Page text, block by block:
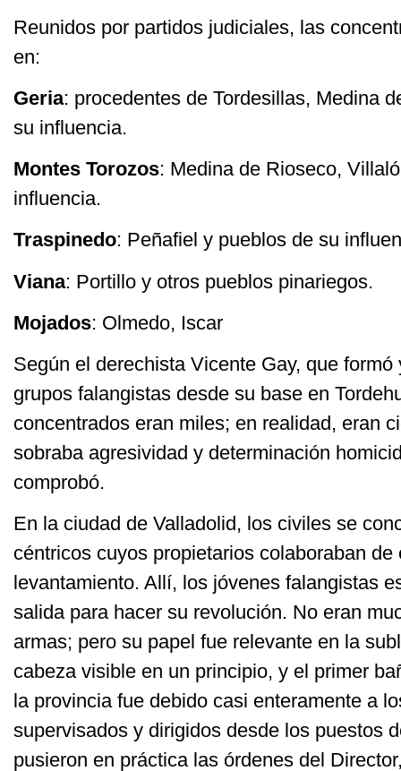
Reunidos por partidos judiciales, las
en:
Geria: procedentes de Tordesillas, Medina
su influencia.
Montes Torozos: Medina de Rioseco,
influencia.
Traspinedo: Peñafiel y pueblos de su
Viana: Portillo y otros pueblos pinariegos.
Mojados: Olmedo, Iscar
Según el derechista Vicente Gay, que
grupos falangistas desde su base en
concentrados eran miles; en realidad, eran
sobraba agresividad y determinación
comprobó.
En la ciudad de Valladolid, los civiles se
céntricos cuyos propietarios colaboraban de
levantamiento. Allí, los jóvenes falangistas
salida para hacer su revolución. No eran
armas; pero su papel fue relevante en la
cabeza visible en un principio, y el primer
la provincia fue debido casi enteramente a
supervisados y dirigidos desde los puestos
pusieron en práctica las órdenes del